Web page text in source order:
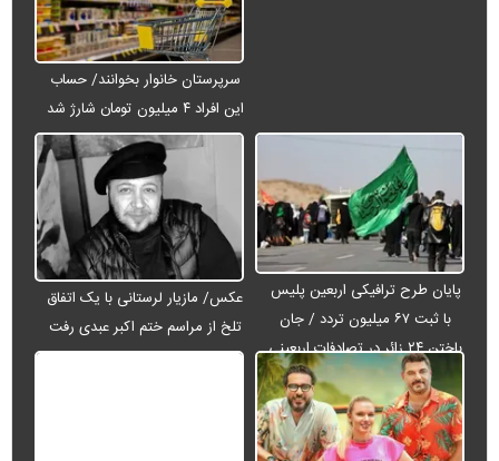
سرپرستان خانوار بخوانند/ حساب
این افراد ۴ میلیون تومان شارژ شد
پایان طرح ترافیکی اربعین پلیس
با ثبت ۶۷ میلیون تردد / جان
باختن ۲۴ زائر در تصادفات اربعینی
عکس/ مازیار لرستانی با یک اتفاق
تلخ از مراسم ختم اکبر عبدی رفت